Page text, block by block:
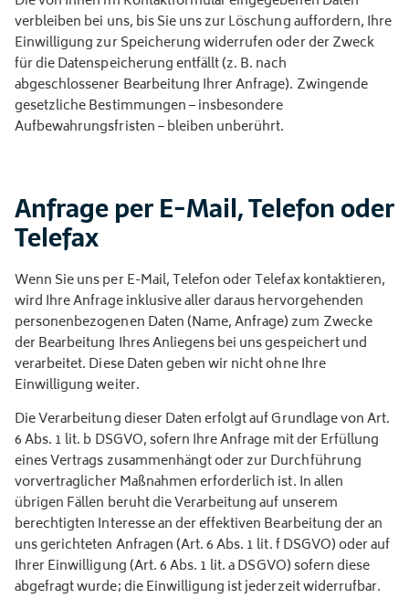
verbleiben bei uns, bis Sie uns zur Löschung auffordern, Ihre
Einwilligung zur Speicherung widerrufen oder der Zweck
für die Datenspeicherung entfällt (z. B. nach
abgeschlossener Bearbeitung Ihrer Anfrage). Zwingende
gesetzliche Bestimmungen – insbesondere
Aufbewahrungsfristen – bleiben unberührt.
Anfrage per E-Mail, Telefon oder
Telefax
Wenn Sie uns per E-Mail, Telefon oder Telefax kontaktieren,
wird Ihre Anfrage inklusive aller daraus hervorgehenden
personenbezogenen Daten (Name, Anfrage) zum Zwecke
der Bearbeitung Ihres Anliegens bei uns gespeichert und
verarbeitet. Diese Daten geben wir nicht ohne Ihre
Einwilligung weiter.
Die Verarbeitung dieser Daten erfolgt auf Grundlage von Art.
6 Abs. 1 lit. b DSGVO, sofern Ihre Anfrage mit der Erfüllung
eines Vertrags zusammenhängt oder zur Durchführung
vorvertraglicher Maßnahmen erforderlich ist. In allen
übrigen Fällen beruht die Verarbeitung auf unserem
berechtigten Interesse an der effektiven Bearbeitung der an
uns gerichteten Anfragen (Art. 6 Abs. 1 lit. f DSGVO) oder auf
Ihrer Einwilligung (Art. 6 Abs. 1 lit. a DSGVO) sofern diese
abgefragt wurde; die Einwilligung ist jederzeit widerrufbar.